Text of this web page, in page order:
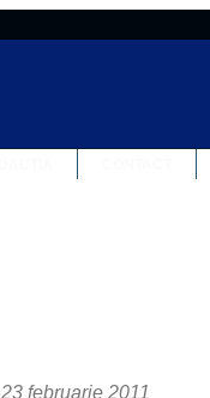
23 februarie 2011